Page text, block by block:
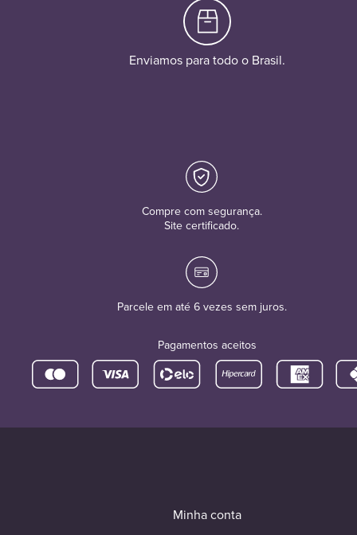
Enviamos para todo o Brasil.
Compre com segurança.
Site certificado.
Parcele em até 6 vezes sem juros.
Pagamentos aceitos
Minha conta